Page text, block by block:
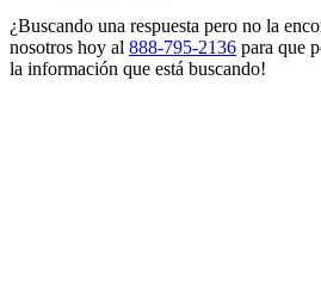
¿Buscando una respuesta pero no la
nosotros hoy al 888-795-2136 para que
la información que está buscando!